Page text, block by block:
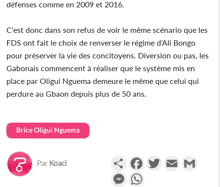
défenses comme en 2009 et 2016.
C'est donc dans son refus de voir le même scénario que les
FDS ont fait le choix de renverser le régime d'Ali Bongo
pour préserver la vie des concitoyens. Diversion ou pas, les
Gabonais commencent à réaliser que le système mis en
place par Oligui Nguema demeure le même que celui qui
perdure au Gbaon depuis plus de 50 ans.
Brice Oligui Nguema
Par Koaci PartagerFacebookTwitterEmail
Messenger